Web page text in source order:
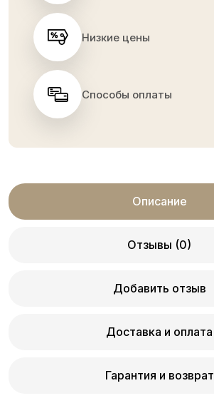
Низкие цены
Способы оплаты
Описание
Отзывы (0)
Добавить отзыв
Доставка и оплата
Гарантия и возврат